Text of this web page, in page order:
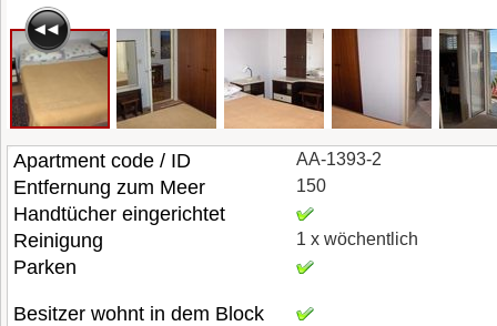
Apartment code / ID AA-1393-2
Entfernung zum Meer 150
Handtücher eingerichtet
Reinigung
1 x wöchentlich
Parken
Besitzer wohnt in dem Block